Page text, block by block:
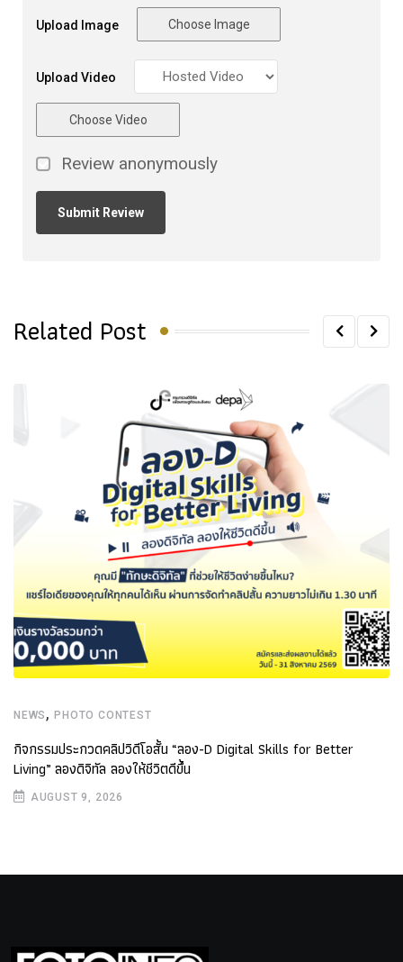
Upload Image Choose Image
Upload Video
Choose Video
Review anonymously
Related Post
NEWS ,PHOTO CONTEST
กิจกรรมประกวดคลิปวิดีโอสั้น “ลอง-D Digital Skills for Better
Living” ลองดิจิทัล ลองให้ชีวิตดีขึ้น
AUGUST 9, 2026